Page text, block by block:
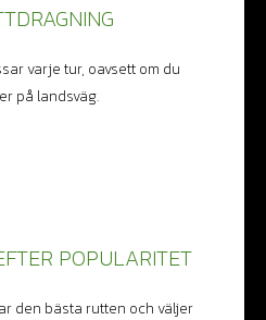
varje tur, oavsett om du
på landsväg.
POPULARITET
den bästa rutten och väljer